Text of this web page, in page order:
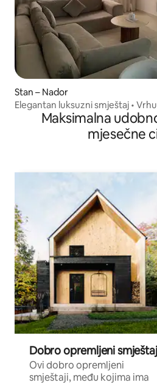
Stan – Nador
Elegantan luksuzni smještaj •
Maksimalna
mjesečne
Dobro opremljeni
Ovi dobro opremljeni
smještaji, među kojima ima